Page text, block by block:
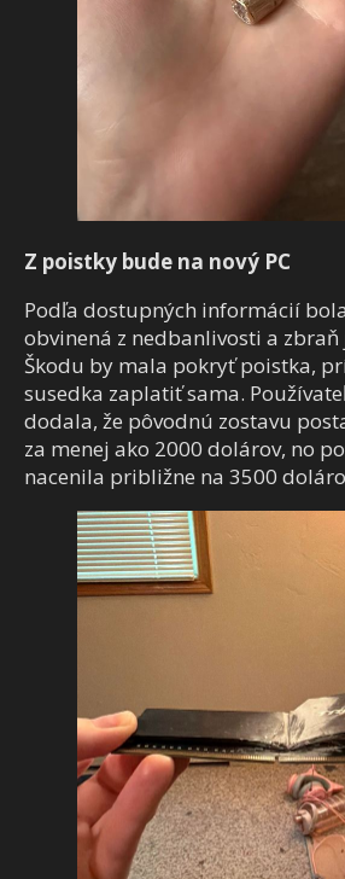
Z poistky bude na nový PC
Podľa dostupných informácií
obvinená z nedbanlivosti a
Škodu by mala pokryť poistka,
susedka zaplatiť sama.
dodala, že pôvodnú zostavu
za menej ako 2000 dolárov, no
nacenila približne na 3500